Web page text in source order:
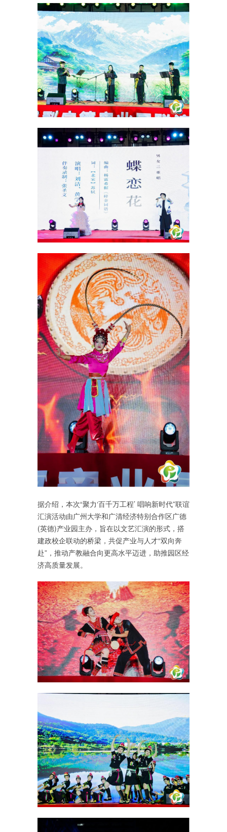
据介绍，本次“聚力‘百千万工程’ 唱响新时代”联谊
汇演活动由广州大学和广清经济特别合作区广德
(英德)产业园主办，旨在以文艺汇演的形式，搭
建政校企联动的桥梁，共促产业与人才“双向奔
赴”，推动产教融合向更高水平迈进，助推园区经
济高质量发展。